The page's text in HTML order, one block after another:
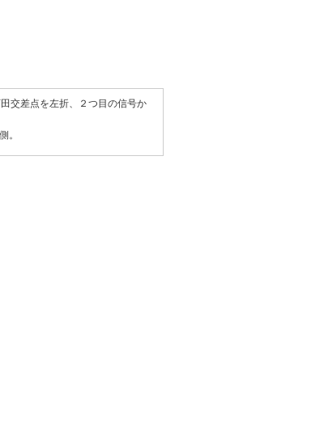
交差点を左折、２つ目の信号か
。